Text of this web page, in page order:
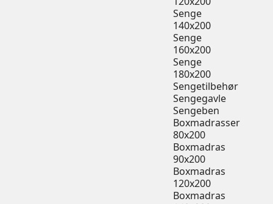
Senge
140x200
Senge
160x200
Senge
180x200
Sengetilbehør
Sengegavle
Sengeben
Boxmadrasser
80x200
Boxmadras
90x200
Boxmadras
120x200
Boxmadras